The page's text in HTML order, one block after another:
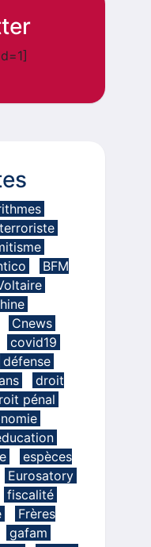
BFM
Cnews
covid19
défense
droit
pénal
espèces
Eurosatory
fiscalité
Frères
gafam